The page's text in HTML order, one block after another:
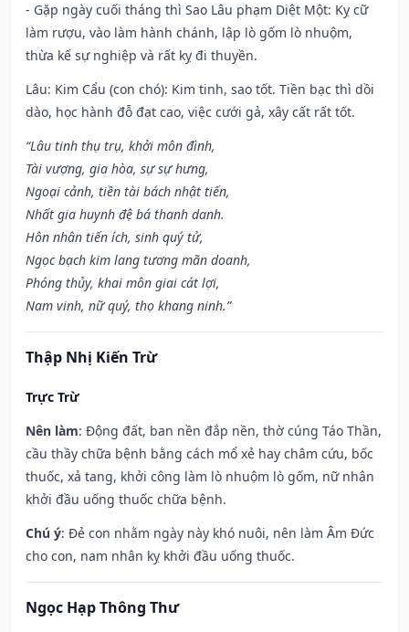
- Gặp ngày cuối tháng thì Sao Lâu phạm Diệt Một: Kỵ cữ
làm rượu, vào làm hành chánh, lập lò gốm lò nhuộm,
thừa kế sự nghiệp và rất kỵ đi thuyền.
Lâu: Kim Cẩu (con chó): Kim tinh, sao tốt. Tiền bạc thì dồi
dào, học hành đỗ đạt cao, việc cưới gả, xây cất rất tốt.
“Lâu tinh thụ trụ, khởi môn đình,
Tài vượng, gia hòa, sự sự hưng,
Ngoại cảnh, tiền tài bách nhật tiến,
Nhất gia huynh đệ bá thanh danh.
Hôn nhân tiến ích, sinh quý tử,
Ngọc bạch kim lang tương mãn doanh,
Phóng thủy, khai môn giai cát lợi,
Nam vinh, nữ quý, thọ khang ninh.”
Thập Nhị Kiến Trừ
Trực Trừ
Nên làm: Động đất, ban nền đắp nền, thờ cúng Táo Thần,
cầu thầy chữa bệnh bằng cách mổ xẻ hay châm cứu, bốc
thuốc, xả tang, khởi công làm lò nhuộm lò gốm, nữ nhân
khởi đầu uống thuốc chữa bệnh.
Chú ý: Đẻ con nhằm ngày này khó nuôi, nên làm Âm Đức
cho con, nam nhân kỵ khởi đầu uống thuốc.
Ngọc Hạp Thông Thư